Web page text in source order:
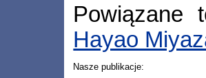
Powiązane
Hayao
Nasze publikacje: